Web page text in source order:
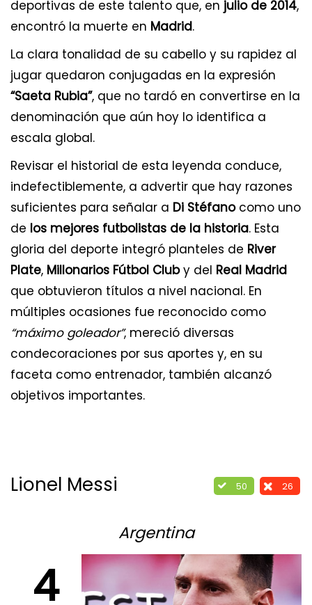
deportivas de este talento que, en julio de 2014,
encontró la muerte en Madrid.
La clara tonalidad de su cabello y su rapidez al
jugar quedaron conjugadas en la expresión
“Saeta Rubia”, que no tardó en convertirse en la
denominación que aún hoy lo identifica a
escala global.
Revisar el historial de esta leyenda conduce,
indefectiblemente, a advertir que hay razones
suficientes para señalar a Di Stéfanocomo uno
de los mejores futbolistas de la historia. Esta
gloria del deporte integró planteles de River
Plate, Millonarios Fútbol Cluby del Real Madrid
que obtuvieron títulos a nivel nacional. En
múltiples ocasiones fue reconocido como
“máximo goleador”, mereció diversas
condecoraciones por sus aportes y, en su
faceta como entrenador, también alcanzó
objetivos importantes.
50 26
Lionel Messi
Argentina
4